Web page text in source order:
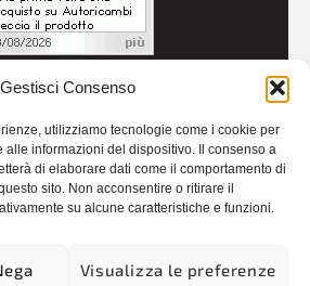
Gestisci Consenso
utilizziamo tecnologie come i cookie per
alle informazioni del dispositivo. Il consenso a
di elaborare dati come il comportamento di
sito. Non acconsentire o ritirare il
su alcune caratteristiche e funzioni.
Visualizza le preferenze
Credits